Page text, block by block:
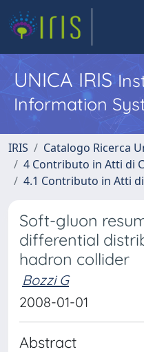
UNICA IRIS
Information
IRIS
Catalogo Ricerca
4 Contributo in Atti di
4.1 Contributo in Atti
Soft-gluon
differential
hadron collider
Bozzi G
2008-01-01
Abstract